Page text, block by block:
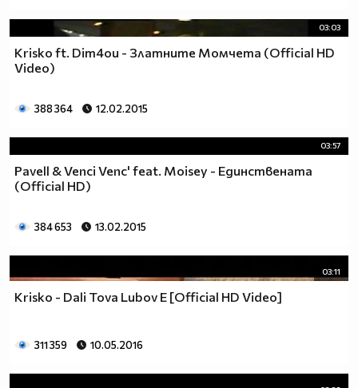
03:03
Krisko ft. Dim4ou - Златните Момчета (Official HD
Video)
388 364 12.02.2015
03:57
Pavell & Venci Venc' feat. Moisey - Единствената
(Official HD)
384 653 13.02.2015
03:11
Krisko - Dali Tova Lubov E [Official HD Video]
311 359 10.05.2016